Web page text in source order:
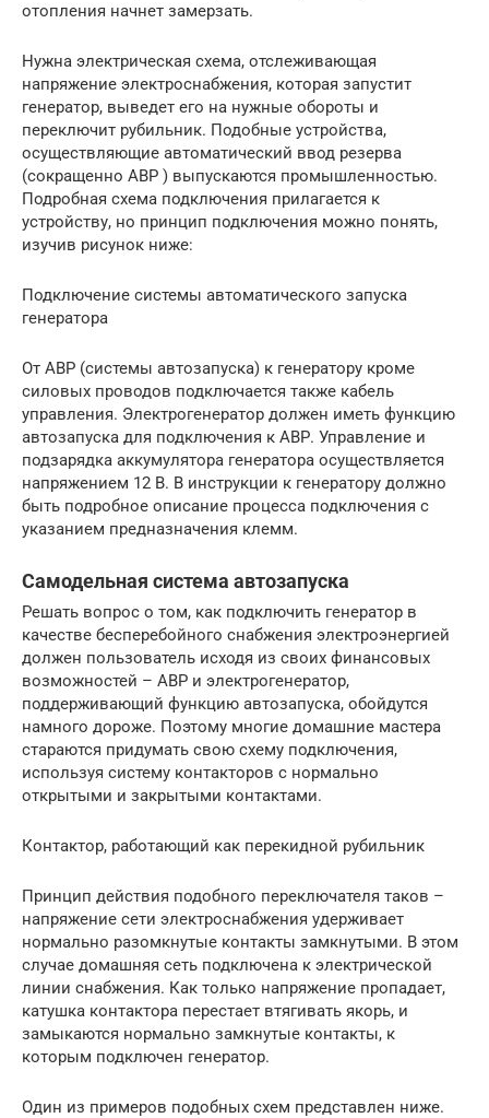
отопления начнет замерзать.
Нужна электрическая схема, отслеживающая
напряжение электроснабжения, которая запустит
генератор, выведет его на нужные обороты и
переключит рубильник. Подобные устройства,
осуществляющие автоматический ввод резерва
(сокращенно АВР ) выпускаются промышленностью.
Подробная схема подключения прилагается к
устройству, но принцип подключения можно понять,
изучив рисунок ниже:
Подключение системы автоматического запуска
генератора
От АВР (системы автозапуска) к генератору кроме
силовых проводов подключается также кабель
управления. Электрогенератор должен иметь функцию
автозапуска для подключения к АВР. Управление и
подзарядка аккумулятора генератора осуществляется
напряжением 12 В. В инструкции к генератору должно
быть подробное описание процесса подключения с
указанием предназначения клемм.
Самодельная система автозапуска
Решать вопрос о том, как подключить генератор в
качестве бесперебойного снабжения электроэнергией
должен пользователь исходя из своих финансовых
возможностей – АВР и электрогенератор,
поддерживающий функцию автозапуска, обойдутся
намного дороже. Поэтому многие домашние мастера
стараются придумать свою схему подключения,
используя систему контакторов с нормально
открытыми и закрытыми контактами.
Контактор, работающий как перекидной рубильник
Принцип действия подобного переключателя таков –
напряжение сети электроснабжения удерживает
нормально разомкнутые контакты замкнутыми. В этом
случае домашняя сеть подключена к электрической
линии снабжения. Как только напряжение пропадает,
катушка контактора перестает втягивать якорь, и
замыкаются нормально замкнутые контакты, к
которым подключен генератор.
Один из примеров подобных схем представлен ниже.